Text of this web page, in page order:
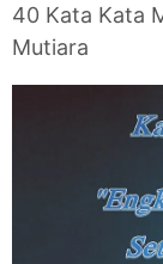
40 Kata Kata
Mutiara